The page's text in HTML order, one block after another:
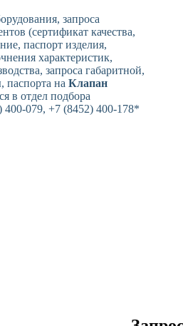
запроса
(сертификат качества,
паспорт изделия,
характеристик,
запроса габаритной,
паспорта на Клапан
в отдел подбора
400-079, +7 (8452) 400-178*